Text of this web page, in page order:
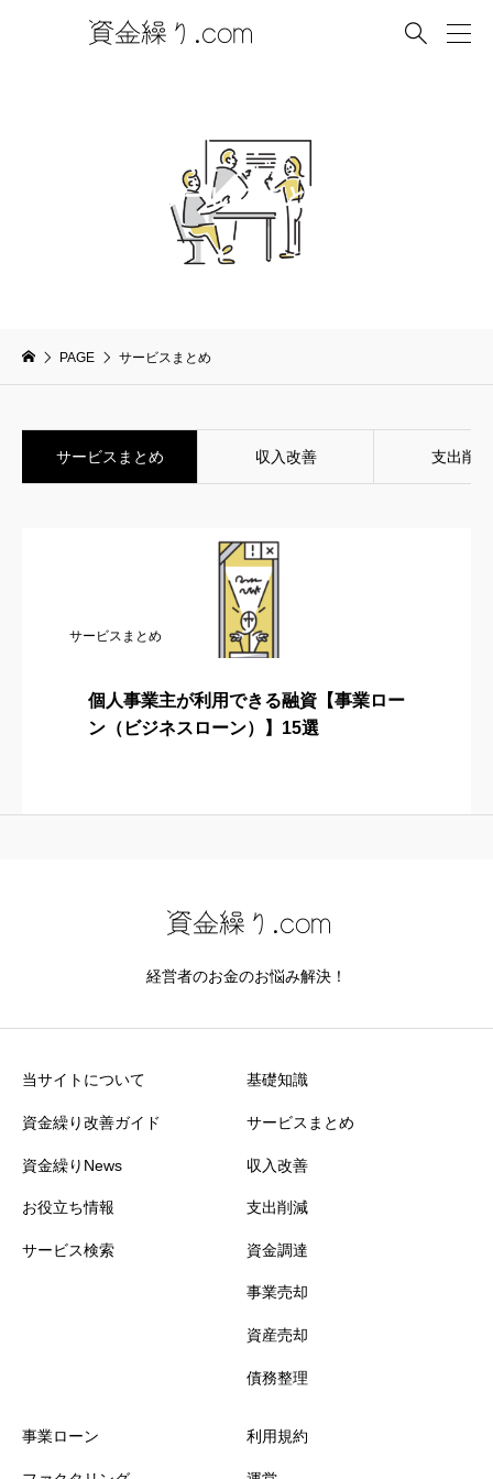

サービスまとめ
PAGE サービスまとめ
サービスまとめ 収入改善 支出削減
サービスまとめ
個人事業主が利用できる融資【事業ロー
ン（ビジネスローン）】15選
経営者のお金のお悩み解決！
当サイトについて
資金繰り改善ガイド
資金繰りNews
お役立ち情報
サービス検索
基礎知識
サービスまとめ
収入改善
支出削減
資金調達
事業売却
資産売却
債務整理
事業ローン 利用規約